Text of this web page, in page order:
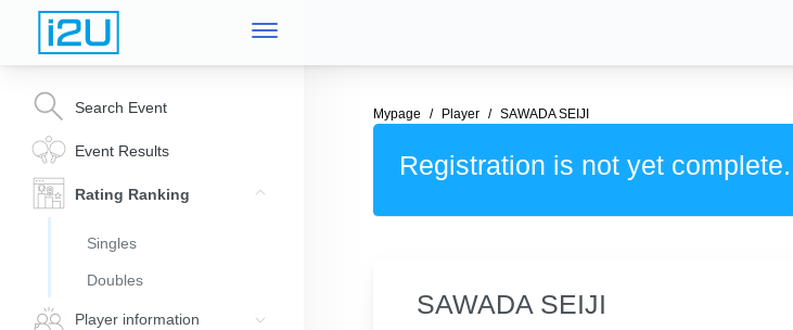
Search Event
Event Results
Rating Ranking
Singles
Doubles
Player information
Mypage Player SAWADA SEIJI
Registration is not yet
SAWADA SEIJI